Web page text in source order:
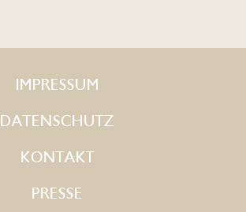
IMPRESSUM
DATENSCHUTZ
KONTAKT
PRESSE